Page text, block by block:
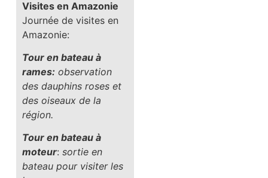
Visites en Amazonie
Journée de visites en
Amazonie:
Tour en bateau à
rames: observation
des dauphins roses et
des oiseaux de la
région.
Tour en bateau à
moteur: sortie en
bateau pour visiter les